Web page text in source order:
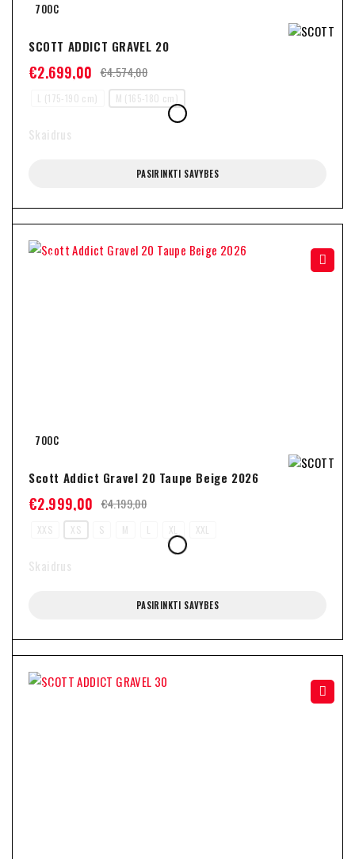
700C
SCOTT ADDICT GRAVEL 20
€4.574,00
€2.699,00
L (175-190 cm) M (165-180 cm)
Skaidrus
PASIRINKTI SAVYBES
-29%
700C
Scott Addict Gravel 20 Taupe Beige 2026
€4.199,00
€2.999,00
XXS XS S M L XL XXL
Skaidrus
PASIRINKTI SAVYBES
-34%